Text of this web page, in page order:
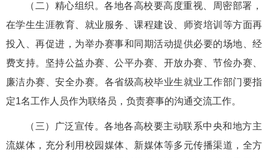
（二）精心组织。各地各高校要高度重视、周密部署，
在学生生涯教育、就业服务、课程建设、师资培训等方面再
投入、再促进，为举办赛事和同期活动提供必要的场地、经
费支持。坚持公益办赛、公平办赛、开放办赛、节俭办赛、
廉洁办赛、安全办赛。各省级高校毕业生就业工作部门要指
定1名工作人员作为联络员，负责赛事的沟通交流工作。
（三）广泛宣传。各地各高校要主动联系中央和地方主
流媒体，充分利用校园媒体、新媒体等多元传播渠道，全方